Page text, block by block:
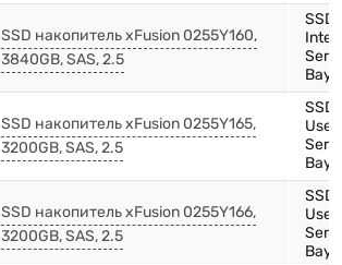
SSD накопитель xFusion 0255Y160,
3840GB, SAS, 2.5
Bay)
SSD накопитель xFusion 0255Y165,
3200GB, SAS, 2.5
Bay)
SSD накопитель xFusion 0255Y166,
3200GB, SAS, 2.5
Bay)